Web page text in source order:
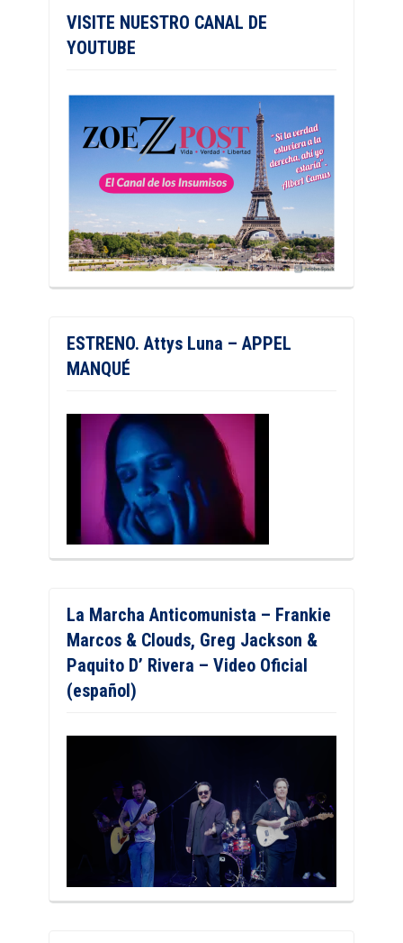
VISITE NUESTRO CANAL DE
YOUTUBE
ESTRENO. Attys Luna – APPEL
MANQUÉ
La Marcha Anticomunista – Frankie
Marcos & Clouds, Greg Jackson &
Paquito D’ Rivera – Video Oficial
(español)